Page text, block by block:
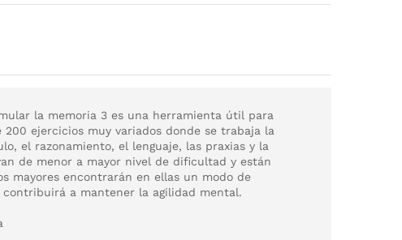
la memoria 3 es una herramienta útil para
ejercicios muy variados donde se trabaja la
el razonamiento, el lenguaje, las praxias y la
de menor a mayor nivel de dificultad y están
mayores encontrarán en ellas un modo de
a mantener la agilidad mental.